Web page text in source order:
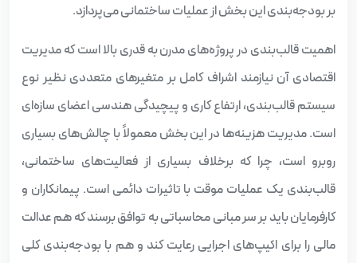
بر بودجه‌بندی این بخش از عملیات ساختمانی می‌پردازد.
اهمیت قالب‌بندی در پروژه‌های مدرن به قدری بالا است که مدیریت
اقتصادی آن نیازمند اشراف کامل بر متغیرهای متعددی نظیر نوع
سیستم قالب‌بندی، ارتفاع کاری و پیچیدگی هندسی اعضای سازه‌ای
است. مدیریت هزینه‌ها در این بخش معمولاً با چالش‌های بسیاری
روبرو است، چرا که برخلاف بسیاری از فعالیت‌های ساختمانی،
قالب‌بندی یک عملیات موقت با تاثیرات دائمی است. پیمانکاران و
کارفرمایان باید بر سر مبانی محاسباتی به توافق برسند که هم عدالت
مالی را برای اکیپ‌های اجرایی رعایت کند و هم با بودجه‌بندی کلی